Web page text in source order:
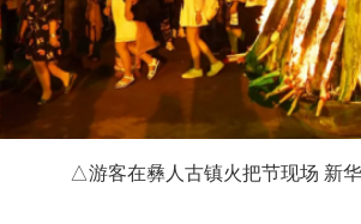
△游客在彝人古镇火把节现场 新华